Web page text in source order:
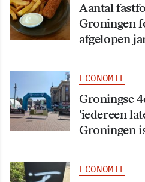
Aantal
Groningen
afgelopen
ECONOMIE
Groningse
'iedereen
Groningen
ECONOMIE